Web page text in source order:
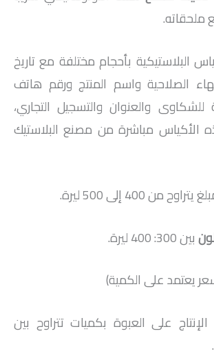
ملحقاته.
البلاستيكية بأحجام مختلفة مع تاريخ
الصلاحية واسم المنتج ورقم هاتف
والعنوان والتسجيل التجاري،
الأكياس مباشرة من مصنع البلاستيك
من 400 إلى 500 ليرة.
بين 300: 400 ليرة.
يعتمد على الكمية)
الإنتاج على العبوة بكميات تتراوح بين